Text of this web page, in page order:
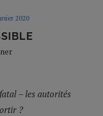
2020
– les autorités
?